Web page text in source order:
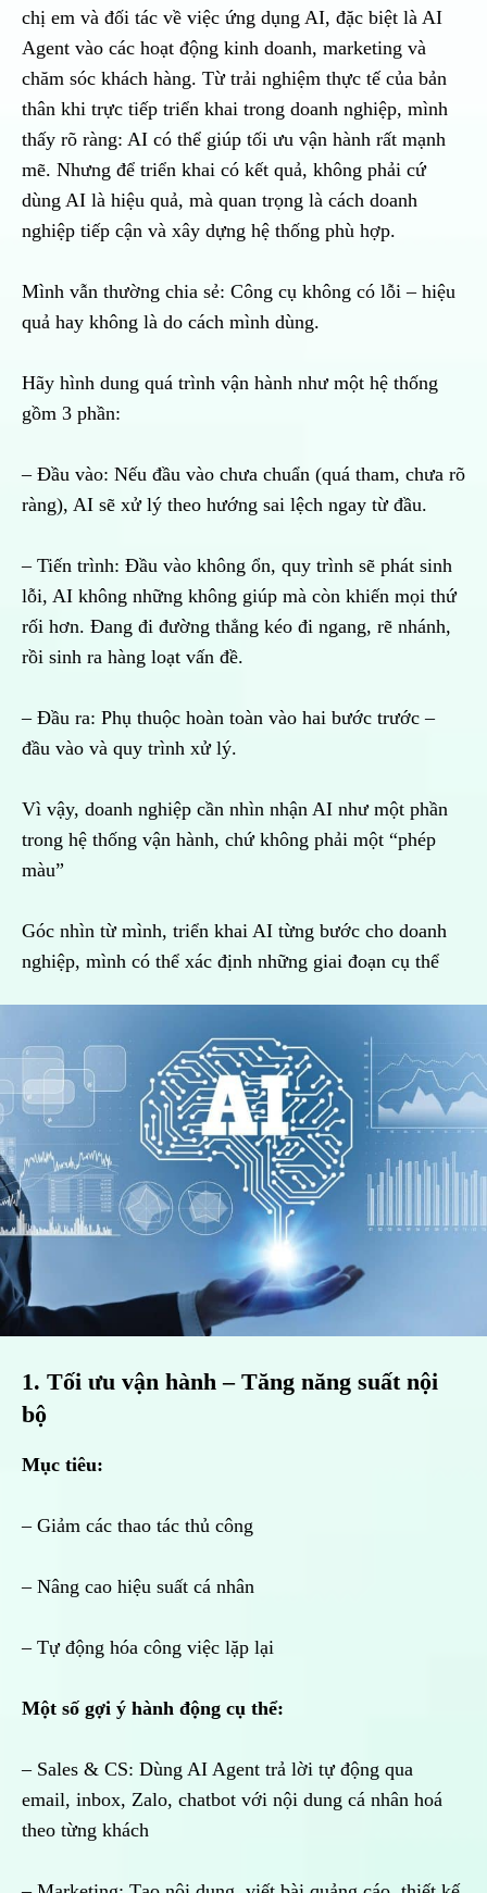
chị em và đối tác về việc ứng dụng AI, đặc biệt là AI
Agent vào các hoạt động kinh doanh, marketing và
chăm sóc khách hàng. Từ trải nghiệm thực tế của bản
thân khi trực tiếp triển khai trong doanh nghiệp, mình
thấy rõ ràng: AI có thể giúp tối ưu vận hành rất mạnh
mẽ. Nhưng để triển khai có kết quả, không phải cứ
dùng AI là hiệu quả, mà quan trọng là cách doanh
nghiệp tiếp cận và xây dựng hệ thống phù hợp.
Mình vẫn thường chia sẻ: Công cụ không có lỗi – hiệu
quả hay không là do cách mình dùng.
Hãy hình dung quá trình vận hành như một hệ thống
gồm 3 phần:
– Đầu vào: Nếu đầu vào chưa chuẩn (quá tham, chưa rõ
ràng), AI sẽ xử lý theo hướng sai lệch ngay từ đầu.
– Tiến trình: Đầu vào không ổn, quy trình sẽ phát sinh
lỗi, AI không những không giúp mà còn khiến mọi thứ
rối hơn. Đang đi đường thẳng kéo đi ngang, rẽ nhánh,
rồi sinh ra hàng loạt vấn đề.
– Đầu ra: Phụ thuộc hoàn toàn vào hai bước trước –
đầu vào và quy trình xử lý.
Vì vậy, doanh nghiệp cần nhìn nhận AI như một phần
trong hệ thống vận hành, chứ không phải một “phép
màu”
Góc nhìn từ mình, triển khai AI từng bước cho doanh
nghiệp, mình có thể xác định những giai đoạn cụ thể
1. Tối ưu vận hành – Tăng năng suất nội
bộ
Mục tiêu:
– Giảm các thao tác thủ công
– Nâng cao hiệu suất cá nhân
– Tự động hóa công việc lặp lại
Một số gợi ý hành động cụ thể:
– Sales & CS: Dùng AI Agent trả lời tự động qua
email, inbox, Zalo, chatbot với nội dung cá nhân hoá
theo từng khách